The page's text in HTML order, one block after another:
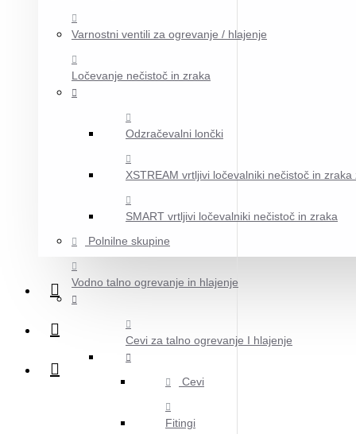
Varnostni ventili za ogrevanje / hlajenje
Ločevanje nečistoč in zraka
Odzračevalni lončki
XSTREAM vrtljivi ločevalniki nečistoč in zraka
SMART vrtljivi ločevalniki nečistoč in zraka
Polnilne skupine
Vodno talno ogrevanje in hlajenje
Cevi za talno ogrevanje I hlajenje
Cevi
Fitingi